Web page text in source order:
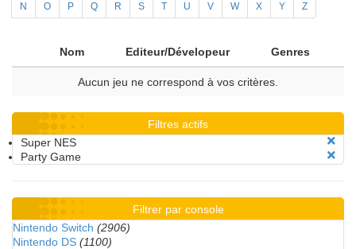
N O P Q R S T U V W X Y Z
Nom Editeur/Dévelopeur Genres
Aucun jeu ne correspond à vos critères.
Filtres actifs
Super NES
Party Game
Filtrer par console
Nintendo Switch (2906)
Nintendo DS (1100)